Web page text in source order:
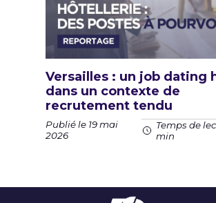
Versailles : un job dating
dans un contexte de
recrutement tendu
Publié le 19 mai
2026
Temps de
min